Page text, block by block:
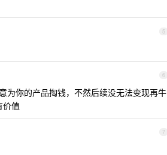
5
6
为你的产品掏钱，不然后续没无法变现再牛
价值
7